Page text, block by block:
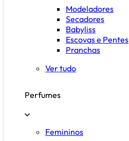
Modeladores
Secadores
Babyliss
Escovas e Pentes
Pranchas
Ver tudo
Perfumes
Femininos